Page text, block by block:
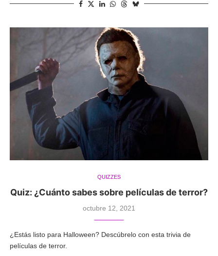
QUIZZES
Quiz: ¿Cuánto sabes sobre películas de terror?
octubre 12, 2021
¿Estás listo para Halloween? Descúbrelo con esta trivia de
películas de terror.